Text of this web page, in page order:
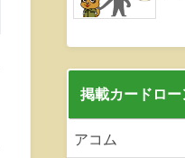
掲載カードロ
アコム